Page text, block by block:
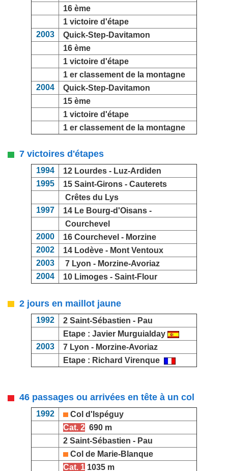
16 ème
1 victoire d'étape
2003
Quick-Step-Davitamon
16 ème
1 victoire d'étape
1 er classement de la montagne
2004
Quick-Step-Davitamon
15 ème
1 victoire d'étape
1 er classement de la montagne
7 victoires d'étapes
1994 12 Lourdes - Luz-Ardiden
1995
15 Saint-Girons - Cauterets
Crêtes du Lys
1997
14 Le Bourg-d'Oisans -
Courchevel
2000
16 Courchevel - Morzine
2002
14 Lodève - Mont Ventoux
2003
7 Lyon - Morzine-Avoriaz
2004
10 Limoges - Saint-Flour
2 jours en maillot jaune
1992 2 Saint-Sébastien - Pau
Etape : Javier Murguialday
2003
7 Lyon - Morzine-Avoriaz
Etape : Richard Virenque
46 passages ou arrivées en tête à un col
1992
Col d'Ispéguy
Cat. 2 690 m
2 Saint-Sébastien - Pau
Col de Marie-Blanque
Cat. 1 1035 m